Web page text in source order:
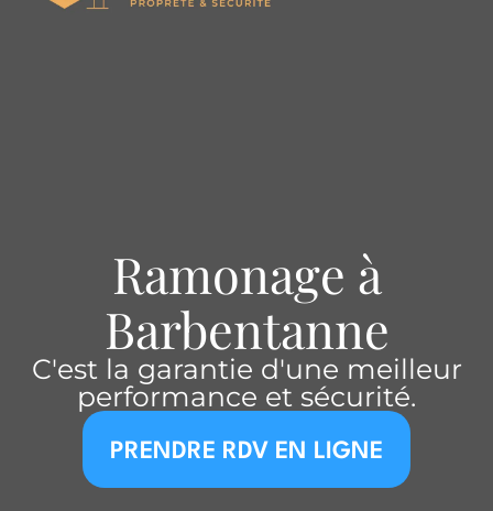
Ramonage à
Barbentanne
C'est la garantie d'une meilleur
performance et sécurité.
PRENDRE RDV EN LIGNE